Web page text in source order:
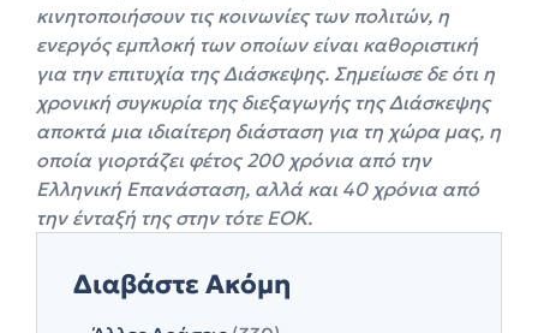
κινητοποιήσουν τις κοινωνίες των πολιτών, η
ενεργός εμπλοκή των οποίων είναι καθοριστική
για την επιτυχία της Διάσκεψης. Σημείωσε δε ότι η
χρονική συγκυρία της διεξαγωγής της Διάσκεψης
αποκτά μια ιδιαίτερη διάσταση για τη χώρα μας, η
οποία γιορτάζει φέτος 200 χρόνια από την
Ελληνική Επανάσταση, αλλά και 40 χρόνια από
την ένταξή της στην τότε ΕΟΚ.
Διαβάστε Ακόμη